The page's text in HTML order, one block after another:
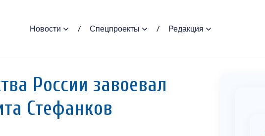
Новости Спецпроекты Редакция
России завоевал
Стефанков